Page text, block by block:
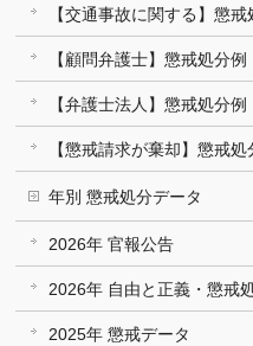
【交通事故に関する】懲戒
【顧問弁護士】懲戒処分例
【弁護士法人】懲戒処分例
【懲戒請求が棄却】懲戒処
年別 懲戒処分データ
2026年 官報公告
2026年 自由と正義・懲戒
2025年 懲戒データ